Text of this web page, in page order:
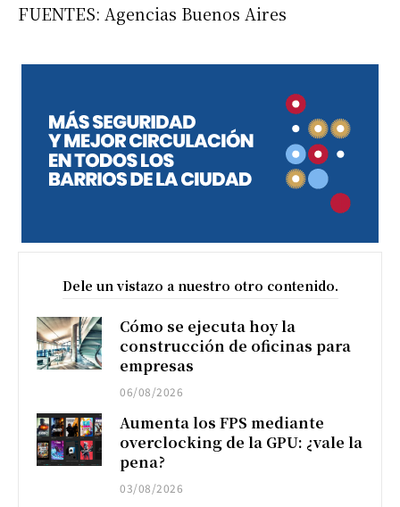
FUENTES: Agencias Buenos Aires
Dele un vistazo a nuestro otro contenido.
Cómo se ejecuta hoy la
construcción de oficinas para
empresas
06/08/2026
Aumenta los FPS mediante
overclocking de la GPU: ¿vale la
pena?
03/08/2026